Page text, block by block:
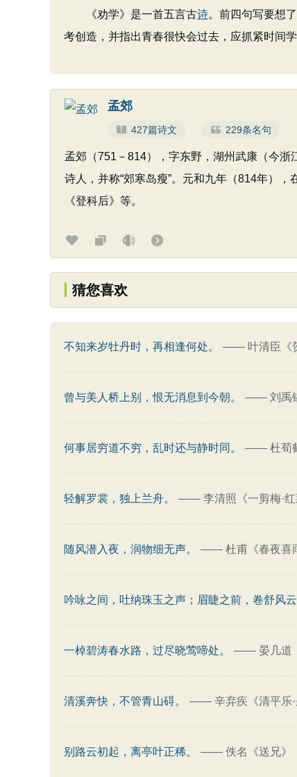
《劝学》是一首五言古诗。前四句写要想
考创造，并指出青春很快会过去，应抓紧时间
孟郊
427篇诗文 229条名句
孟郊（751－814），字东野，湖州武康（今浙
诗人，并称“郊寒岛瘦”。元和九年（814年）
《登科后》等。
猜您喜欢
不知来岁牡丹时，再相逢何处。 —— 叶清臣《
曾与美人桥上别，恨无消息到今朝。 —— 刘禹
何事居穷道不穷，乱时还与静时同。 —— 杜荀
轻解罗裳，独上兰舟。 —— 李清照《一剪梅·
随风潜入夜，润物细无声。 —— 杜甫《春夜喜
吟咏之间，吐纳珠玉之声；眉睫之前，卷舒风
一棹碧涛春水路，过尽晓莺啼处。 —— 晏几道
清溪奔快，不管青山碍。 —— 辛弃疾《清平乐·
别路云初起，离亭叶正稀。 —— 佚名《送兄》